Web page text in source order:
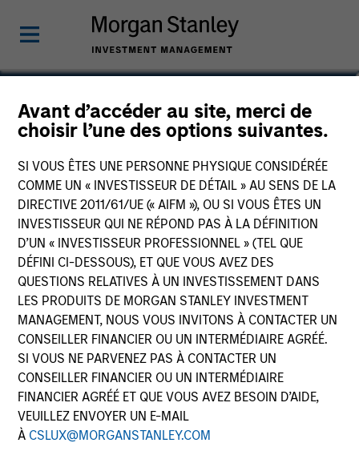
Avant d’accéder au site, merci de
choisir l’une des options suivantes.
SI VOUS ÊTES UNE PERSONNE PHYSIQUE CONSIDÉRÉE
COMME UN « INVESTISSEUR DE DÉTAIL » AU SENS DE LA
DIRECTIVE 2011/61/UE (« AIFM »), OU SI VOUS ÊTES UN
INVESTISSEUR QUI NE RÉPOND PAS À LA DÉFINITION
D’UN « INVESTISSEUR PROFESSIONNEL » (TEL QUE
DÉFINI CI-DESSOUS), ET QUE VOUS AVEZ DES
QUESTIONS RELATIVES À UN INVESTISSEMENT DANS
LES PRODUITS DE MORGAN STANLEY INVESTMENT
MANAGEMENT, NOUS VOUS INVITONS À CONTACTER UN
CONSEILLER FINANCIER OU UN INTERMÉDIAIRE AGRÉÉ.
SI VOUS NE PARVENEZ PAS À CONTACTER UN
CONSEILLER FINANCIER OU UN INTERMÉDIAIRE
FINANCIER AGRÉÉ ET QUE VOUS AVEZ BESOIN D’AIDE,
VEUILLEZ ENVOYER UN E-MAIL
À CSLUX@MORGANSTANLEY.COM
David M. Thompson
Managing Director